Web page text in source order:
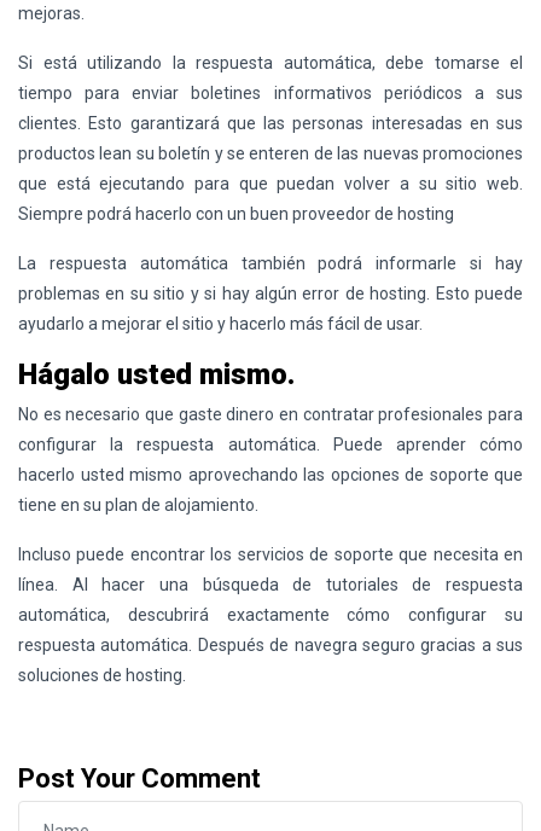
mejoras.
Si está utilizando la respuesta automática, debe tomarse el
tiempo para enviar boletines informativos periódicos a sus
clientes. Esto garantizará que las personas interesadas en sus
productos lean su boletín y se enteren de las nuevas promociones
que está ejecutando para que puedan volver a su sitio web.
Siempre podrá hacerlo con un buen proveedor de hosting
La respuesta automática también podrá informarle si hay
problemas en su sitio y si hay algún error de hosting . Esto puede
ayudarlo a mejorar el sitio y hacerlo más fácil de usar.
Hágalo usted mismo.
No es necesario que gaste dinero en contratar profesionales para
configurar la respuesta automática. Puede aprender cómo
hacerlo usted mismo aprovechando las opciones de soporte que
tiene en su plan de alojamiento.
Incluso puede encontrar los servicios de soporte que necesita en
línea. Al hacer una búsqueda de tutoriales de respuesta
automática, descubrirá exactamente cómo configurar su
respuesta automática. Después de navegra seguro gracias a sus
soluciones de hosting.
Post Your Comment